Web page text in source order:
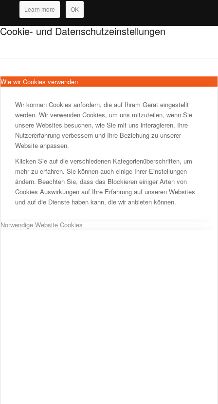
Learn more OK
Cookie- und Datenschutzeinstellungen
Wie wir Cookies verwenden
Wir können Cookies anfordern, die auf Ihrem Gerät eingestellt
werden. Wir verwenden Cookies, um uns mitzuteilen, wenn Sie
unsere Websites besuchen, wie Sie mit uns interagieren, Ihre
Nutzererfahrung verbessern und Ihre Beziehung zu unserer
Website anpassen.
Klicken Sie auf die verschiedenen Kategorienüberschriften, um
mehr zu erfahren. Sie können auch einige Ihrer Einstellungen
ändern. Beachten Sie, dass das Blockieren einiger Arten von
Cookies Auswirkungen auf Ihre Erfahrung auf unseren Websites
und auf die Dienste haben kann, die wir anbieten können.
Notwendige Website Cookies